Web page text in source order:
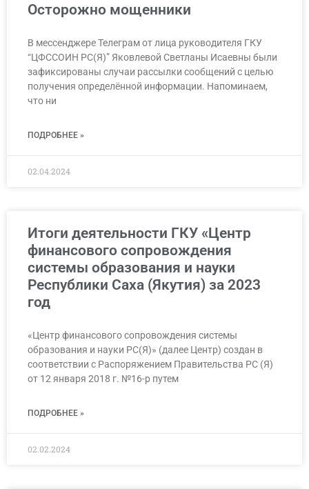
Осторожно мощенники
В мессенджере Телеграм от лица руководителя ГКУ
“ЦФССОИН РС(Я)” Яковлевой Светланы Исаевны были
зафиксированы случаи рассылки сообщений с целью
получения определённой информации. Напоминаем,
что ни
ПОДРОБНЕЕ »
02.04.2024
Итоги деятельности ГКУ «Центр
финансового сопровождения
системы образования и науки
Республики Саха (Якутия) за 2023
год
«Центр финансового сопровождения системы
образования и науки РС(Я)» (далее Центр) создан в
соответствии с Распоряжением Правительства РС (Я)
от 12 января 2018 г. №16-р путем
ПОДРОБНЕЕ »
02.02.2024